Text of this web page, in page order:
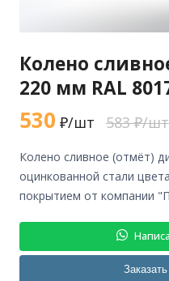
Колено
220 мм RAL
530 ₽/шт 583 ₽/шт
колено сливное (отмёт) диаметр 220 мм RAL 8017 из
оцинкованной стали
покрытием от компании